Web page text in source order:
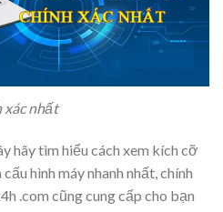
xác nhất
hãy tìm hiểu cách xem kích cỡ
hình máy nhanh nhất, chính
.com cũng cung cấp cho bạn